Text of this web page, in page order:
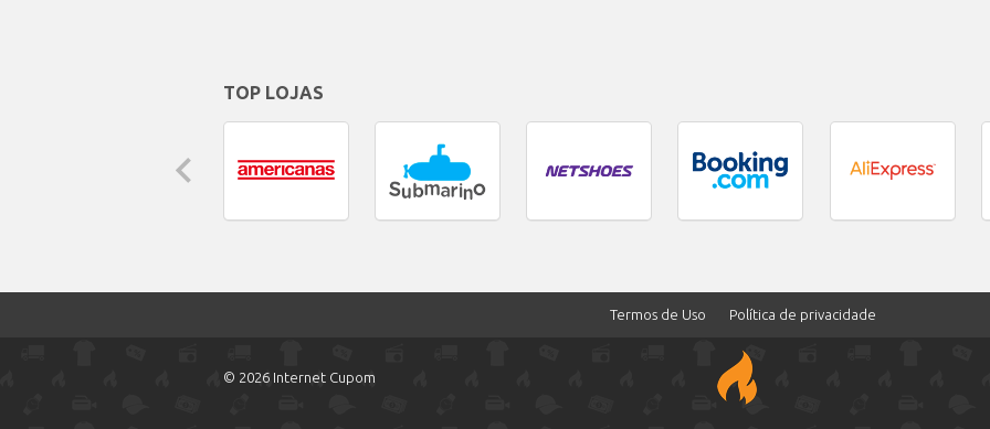
TOP LOJAS
Termos de Uso Política de privacidade
© 2026 Internet Cupom